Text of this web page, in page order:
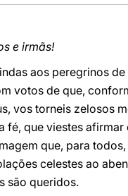
e irmãs!
aos peregrinos de
votos de que,
vos torneis zelosos
fé, que viestes
que, para
celestes ao
são queridos.